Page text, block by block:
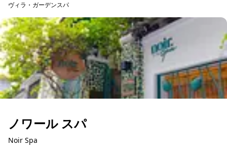
とお店を構えているの...
ヴィラ・ガーデンスパ
ノワール スパ
Noir Spa